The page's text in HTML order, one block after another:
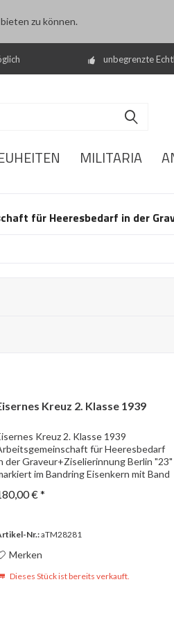
zu können.
unbegrenzte
MILITARIA
für Heeresbedarf in der
Kreuz 2. Klasse 1939
Kreuz 2. Klasse 1939
für Heeresbedarf
der Graveur+Ziselierinnung Berlin "23"
im Bandring Eisenkern mit Band
€ *
Nr.:aTM28281
Merken
Dieses Stück ist bereits verkauft.